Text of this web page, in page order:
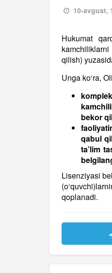
10-avgust,
Hukumat
qilish)
Unga ko‘ra,
bekor
qabul
ta’lim
Lisenziyasi
qoplanadi.